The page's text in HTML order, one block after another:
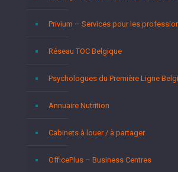
Privium – Services pour les
Réseau TOC Belgique
Psychologues du Première Ligne
Annuaire Nutrition
Cabinets à louer / à partager
OfficePlus – Business Centres